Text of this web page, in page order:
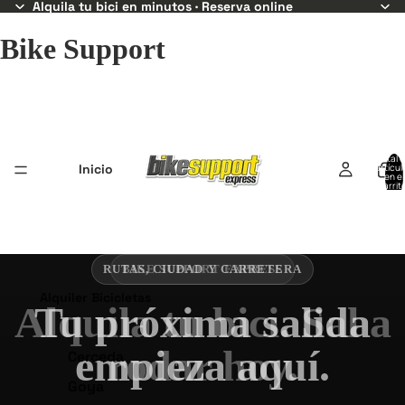
Alquila tu bici en minutos · Reserva online
Bike Support
Inicio
Cerceda
Goya
Total
en el
BIKE SUPPORT EXPRESS
Alquila tu bici. Sal a
rodar hoy.